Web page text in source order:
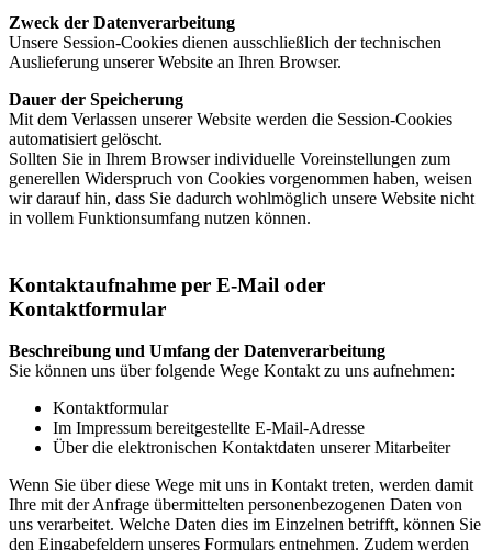
Zweck der Datenverarbeitung
Unsere Session-Cookies dienen ausschließlich der technischen
Auslieferung unserer Website an Ihren Browser.
Dauer der Speicherung
Mit dem Verlassen unserer Website werden die Session-Cookies
automatisiert gelöscht.
Sollten Sie in Ihrem Browser individuelle Voreinstellungen zum
generellen Widerspruch von Cookies vorgenommen haben, weisen
wir darauf hin, dass Sie dadurch wohlmöglich unsere Website nicht
in vollem Funktionsumfang nutzen können.
Kontaktaufnahme per E-Mail oder
Kontaktformular
Beschreibung und Umfang der Datenverarbeitung
Sie können uns über folgende Wege Kontakt zu uns aufnehmen:
Kontaktformular
Im Impressum bereitgestellte E-Mail-Adresse
Über die elektronischen Kontaktdaten unserer Mitarbeiter
Wenn Sie über diese Wege mit uns in Kontakt treten, werden damit
Ihre mit der Anfrage übermittelten personenbezogenen Daten von
uns verarbeitet. Welche Daten dies im Einzelnen betrifft, können Sie
den Eingabefeldern unseres Formulars entnehmen. Zudem werden